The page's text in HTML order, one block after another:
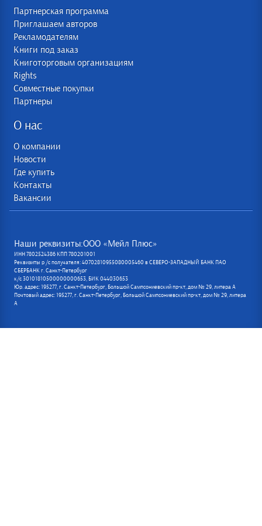
Партнерская программа
Приглашаем авторов
Рекламодателям
Книги под заказ
Книготорговым организациям
Rights
Совместные покупки
Партнеры
О нас
О компании
Новости
Где купить
Контакты
Вакансии
Наши реквизиты:ООО «Мейл Плюс»
ИНН 7802524386 КПП 780201001
Реквизиты р /с получателя: 40702810955080005460 в СЕВЕРО-ЗАПАДНЫЙ БАНК ПАО
СБЕРБАНК г. Санкт-Петербург
к/с 30101810500000000653, БИК 044030653
Юр. адрес: 195277, г. Санкт-Петербург, Большой Сампсониевский пр-кт, дом № 29, литера А
Почтовый адрес: 195277, г. Санкт-Петербург, Большой Сампсониевский пр-кт, дом № 29, литера
А